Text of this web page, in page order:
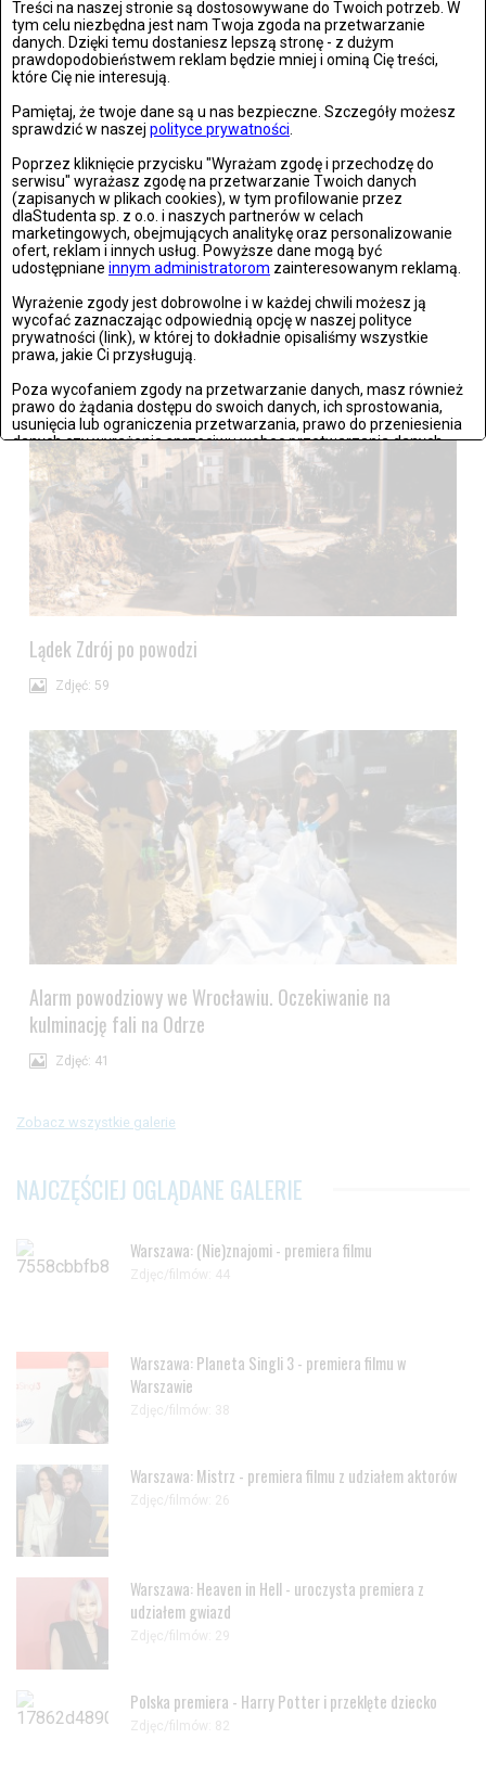
Treści na naszej stronie są dostosowywane do Twoich potrzeb. W
tym celu niezbędna jest nam Twoja zgoda na przetwarzanie
danych. Dzięki temu dostaniesz lepszą stronę - z dużym
prawdopodobieństwem reklam będzie mniej i ominą Cię treści,
które Cię nie interesują.
Pamiętaj, że twoje dane są u nas bezpieczne. Szczegóły możesz
sprawdzić w naszej polityce prywatności
Poprzez kliknięcie przycisku "Wyrażam zgodę i przechodzę do
serwisu" wyrażasz zgodę na przetwarzanie Twoich danych
(zapisanych w plikach cookies), w tym profilowanie przez
dlaStudenta sp. z o.o. i naszych partnerów w celach
marketingowych, obejmujących analitykę oraz personalizowanie
ofert, reklam i innych usług. Powyższe dane mogą być
udostępniane innym administratorom zainteresowanym reklamą.
Wyrażenie zgody jest dobrowolne i w każdej chwili możesz ją
wycofać zaznaczając odpowiednią opcję w naszej polityce
prywatności (link), w której to dokładnie opisaliśmy wszystkie
prawa, jakie Ci przysługują.
Poza wycofaniem zgody na przetwarzanie danych, masz również
prawo do żądania dostępu do swoich danych, ich sprostowania,
usunięcia lub ograniczenia przetwarzania, prawo do przeniesienia
danych czy wyrażenia sprzeciwu wobec przetwarzania danych.
Jeżeli nie chcesz wyrazić zgody na przetwarzanie plików cookies,
przejdź doustawień zaawansowanych
Wyrażam zgodę i przechodzę do serwisu
Stronie Śląskie w ruinach: skutki niszczycielskiej powodzi
Zdjęć: 25
Lądek Zdrój po powodzi
Zdjęć: 59
Alarm powodziowy we Wrocławiu. Oczekiwanie na
kulminację fali na Odrze
Zdjęć: 41
Zobacz wszystkie galerie
NAJCZĘŚCIEJ OGLĄDANE GALERIE
Warszawa: (Nie)znajomi - premiera filmu
Zdjęc/filmów: 44
Warszawa: Planeta Singli 3 - premiera filmu w
Warszawie
Zdjęc/filmów: 38
Warszawa: Mistrz - premiera filmu z udziałem aktorów
Zdjęc/filmów: 26
Warszawa: Heaven in Hell - uroczysta premiera z
udziałem gwiazd
Zdjęc/filmów: 29
Polska premiera - Harry Potter i przeklęte dziecko
Zdjęc/filmów: 82